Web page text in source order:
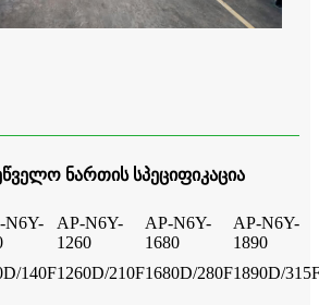
ნართის სპეციფიკაცია
N6Y-
AP-N6Y-
1260
AP-N6Y-
1680
AP-N6Y-
1890
140F1260D/210F1680D/280F1890D/